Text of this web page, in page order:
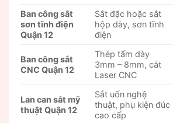
Ban công sắt
sơn tĩnh điện
Quận 12
Sắt đặc hoặc sắt
hộp dày, sơn tĩnh
điện
Ban công sắt
CNC Quận 12
Thép tấm dày
3mm – 8mm, cắt
Laser CNC
Lan can sắt mỹ
thuật Quận 12
Sắt uốn nghệ
thuật, phụ kiện đúc
cao cấp